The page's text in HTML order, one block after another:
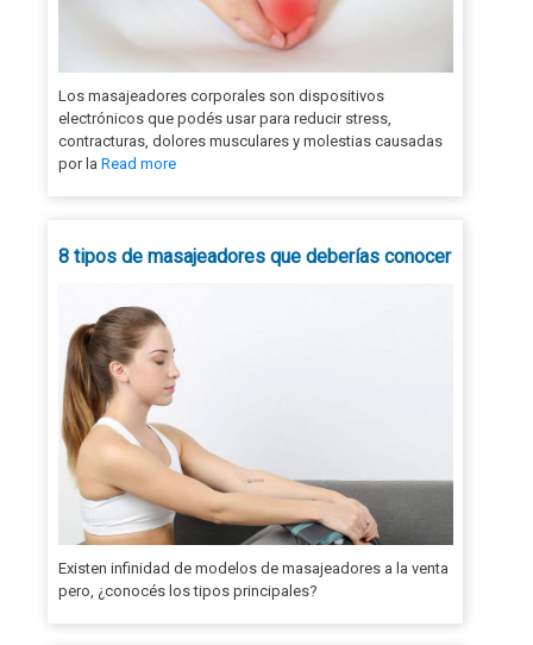
Los masajeadores corporales son dispositivos
electrónicos que podés usar para reducir stress,
contracturas, dolores musculares y molestias causadas
por la Read more
8 tipos de masajeadores que deberías conocer
Existen infinidad de modelos de masajeadores a la venta
pero, ¿conocés los tipos principales?